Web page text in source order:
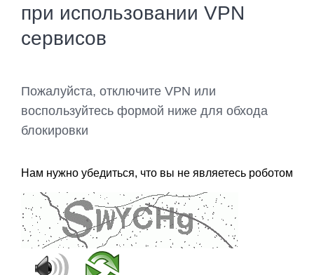
при использовании VPN
сервисов
Пожалуйста, отключите VPN или
воспользуйтесь формой ниже для обхода
блокировки
Нам нужно убедиться, что вы не являетесь роботом